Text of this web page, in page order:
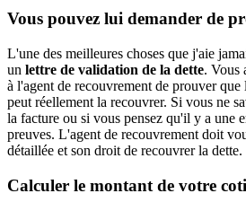
Vous pouvez lui demander de
L'une des meilleures choses que j'aie
un lettre de validation de la dette. Vous
à l'agent de recouvrement de prouver que
peut réellement la recouvrer. Si vous ne
la facture ou si vous pensez qu'il y a une
preuves. L'agent de recouvrement doit
détaillée et son droit de recouvrer la dette.
Calculer le montant de votre